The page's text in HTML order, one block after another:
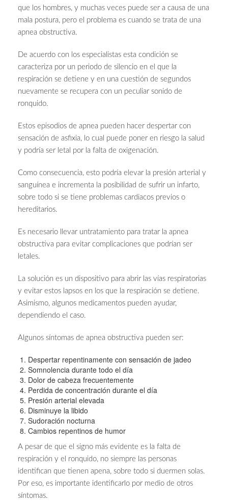
que los hombres, y muchas veces puede ser a causa de una
mala postura, pero el problema es cuando se trata de una
apnea obstructiva.
De acuerdo con los especialistas esta condición se
caracteriza por un periodo de silencio en el que la
respiración se detiene y en una cuestión de segundos
nuevamente se recupera con un peculiar sonido de
ronquido.
Estos episodios de apnea pueden hacer despertar con
sensación de asfixia, lo cual puede poner en riesgo la salud
y podría ser letal por la falta de oxigenación.
Como consecuencia, esto podría elevar la presión arterial y
sanguínea e incrementa la posibilidad de sufrir un infarto,
sobre todo si se tiene problemas cardiacos previos o
hereditarios.
Es necesario llevar untratamiento para tratar la apnea
obstructiva para evitar complicaciones que podrían ser
letales.
La solución es un dispositivo para abrir las vías respiratorias
y evitar estos lapsos en los que la respiración se detiene.
Asimismo, algunos medicamentos pueden ayudar,
dependiendo el caso.
Algunos síntomas de apnea obstructiva pueden ser:
Despertar repentinamente con sensación de jadeo
Somnolencia durante todo el día
Dolor de cabeza frecuentemente
Perdida de concentración durante el día
Presión arterial elevada
Disminuye la libido
Sudoración nocturna
Cambios repentinos de humor
A pesar de que el signo más evidente es la falta de
respiración y el ronquido, no siempre las personas
identifican que tienen apena, sobre todo si duermen solas.
Por eso, es importante identificarlo por medio de otros
síntomas.